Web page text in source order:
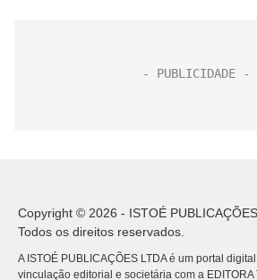
Copyright © 2026 - ISTOÉ
Todos os direitos reservados.
A ISTOÉ PUBLICAÇÕES LTDA é um portal
vinculação editorial e societária com a EDITORA